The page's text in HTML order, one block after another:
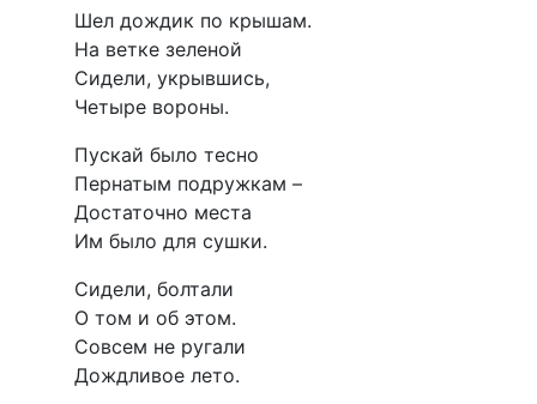
Шел дождик по крышам.
На ветке зеленой
Сидели, укрывшись,
Четыре вороны.
Пускай было тесно
Пернатым подружкам –
Достаточно места
Им было для сушки.
Сидели, болтали
О том и об этом.
Совсем не ругали
Дождливое лето.